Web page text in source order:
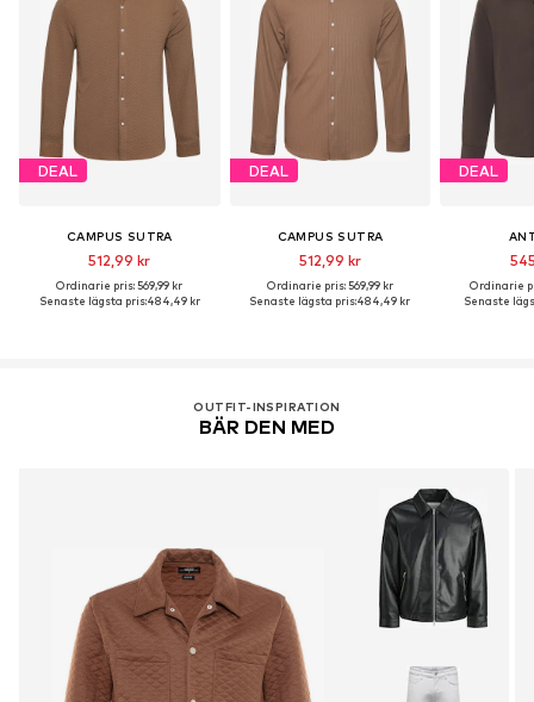
DEAL
CAMPUS SUTRA
512,99 kr
Ordinarie pris: 569,99 kr
Senaste lägsta pris:484,49 kr
DEAL
CAMPUS SUTRA
512,99 kr
Ordinarie pris: 569,99 kr
Senaste lägsta pris:484,49 kr
DEAL
Ordinarie
Senaste
OUTFIT-INSPIRATION
BÄR DEN MED